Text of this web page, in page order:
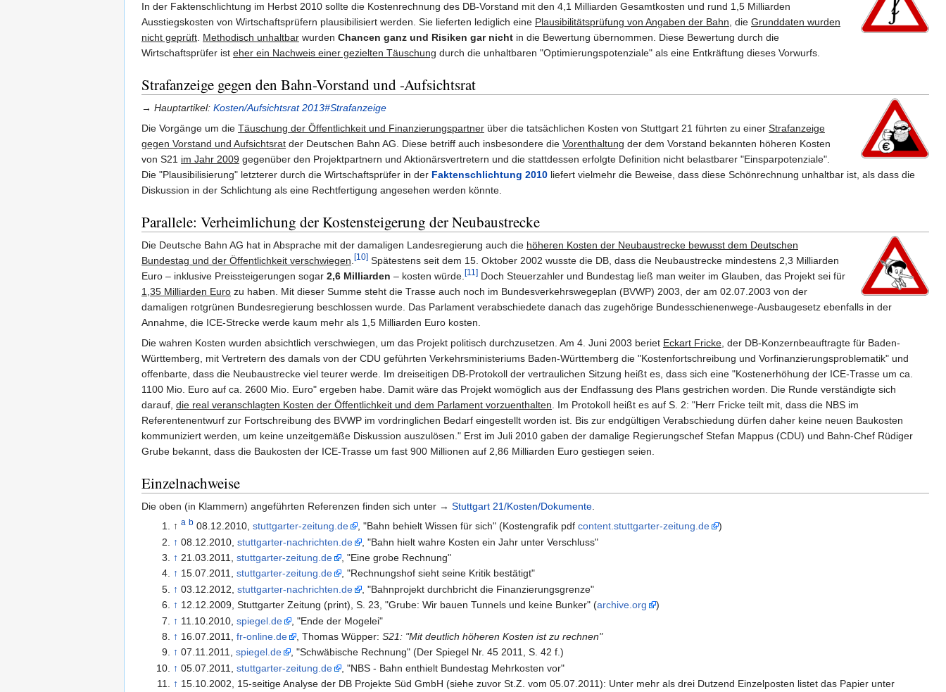
In der Faktenschlichtung im Herbst 2010 sollte die Kostenrechnung des DB-Vorstand mit den 4,1 Milliarden Gesamtkosten und rund 1,5 Milliarden
Ausstiegskosten von Wirtschaftsprüfern plausibilisiert werden. Sie lieferten lediglich eine Plausibilitätsprüfung von Angaben der Bahn, die Grunddaten wurden
nicht geprüft. Methodisch unhaltbar wurden Chancen ganz und Risiken gar nicht in die Bewertung übernommen. Diese Bewertung durch die
Wirtschaftsprüfer ist eher ein Nachweis einer gezielten Täuschung durch die unhaltbaren "Optimierungspotenziale" als eine Entkräftung dieses Vorwurfs.
Strafanzeige gegen den Bahn-Vorstand und -Aufsichtsrat
→ Hauptartikel: Kosten/Aufsichtsrat 2013#Strafanzeige
Die Vorgänge um die Täuschung der Öffentlichkeit und Finanzierungspartner über die tatsächlichen Kosten von Stuttgart 21 führten zu einer Strafanzeige
gegen Vorstand und Aufsichtsrat der Deutschen Bahn AG. Diese betriff auch insbesondere die Vorenthaltung der dem Vorstand bekannten höheren Kosten
von S21 im Jahr 2009 gegenüber den Projektpartnern und Aktionärsvertretern und die stattdessen erfolgte Definition nicht belastbarer "Einsparpotenziale".
Die "Plausibilisierung" letzterer durch die Wirtschaftsprüfer in der Faktenschlichtung 2010 liefert vielmehr die Beweise, dass diese Schönrechnung unhaltbar ist, als dass die
Diskussion in der Schlichtung als eine Rechtfertigung angesehen werden könnte.
Parallele: Verheimlichung der Kostensteigerung der Neubaustrecke
Die Deutsche Bahn AG hat in Absprache mit der damaligen Landesregierung auch die höheren Kosten der Neubaustrecke bewusst dem Deutschen
Bundestag und der Öffentlichkeit verschwiegen.[10] Spätestens seit dem 15. Oktober 2002 wusste die DB, dass die Neubaustrecke mindestens 2,3 Milliarden
Euro – inklusive Preissteigerungen sogar 2,6 Milliarden – kosten würde.[11] Doch Steuerzahler und Bundestag ließ man weiter im Glauben, das Projekt sei für
1,35 Milliarden Euro zu haben. Mit dieser Summe steht die Trasse auch noch im Bundesverkehrswegeplan (BVWP) 2003, der am 02.07.2003 von der
damaligen rotgrünen Bundesregierung beschlossen wurde. Das Parlament verabschiedete danach das zugehörige Bundesschienenwege-Ausbaugesetz ebenfalls in der
Annahme, die ICE-Strecke werde kaum mehr als 1,5 Milliarden Euro kosten.
Die wahren Kosten wurden absichtlich verschwiegen, um das Projekt politisch durchzusetzen. Am 4. Juni 2003 beriet Eckart Fricke, der DB-Konzernbeauftragte für Baden-
Württemberg, mit Vertretern des damals von der CDU geführten Verkehrsministeriums Baden-Württemberg die "Kostenfortschreibung und Vorfinanzierungsproblematik" und
offenbarte, dass die Neubaustrecke viel teurer werde. Im dreiseitigen DB-Protokoll der vertraulichen Sitzung heißt es, dass sich eine "Kostenerhöhung der ICE-Trasse um ca.
1100 Mio. Euro auf ca. 2600 Mio. Euro" ergeben habe. Damit wäre das Projekt womöglich aus der Endfassung des Plans gestrichen worden. Die Runde verständigte sich
darauf, die real veranschlagten Kosten der Öffentlichkeit und dem Parlament vorzuenthalten. Im Protokoll heißt es auf S. 2: "Herr Fricke teilt mit, dass die NBS im
Referentenentwurf zur Fortschreibung des BVWP im vordringlichen Bedarf eingestellt worden ist. Bis zur endgültigen Verabschiedung dürfen daher keine neuen Baukosten
kommuniziert werden, um keine unzeitgemäße Diskussion auszulösen." Erst im Juli 2010 gaben der damalige Regierungschef Stefan Mappus (CDU) und Bahn-Chef Rüdiger
Grube bekannt, dass die Baukosten der ICE-Trasse um fast 900 Millionen auf 2,86 Milliarden Euro gestiegen seien.
Einzelnachweise
Die oben (in Klammern) angeführten Referenzen finden sich unter → Stuttgart 21/Kosten/Dokumente.
↑ a b 08.12.2010, stuttgarter-zeitung.de , "Bahn behielt Wissen für sich" (Kostengrafik pdf content.stuttgarter-zeitung.de
)
↑ 08.12.2010, stuttgarter-nachrichten.de
, "Bahn hielt wahre Kosten ein Jahr unter Verschluss"
↑ 21.03.2011, stuttgarter-zeitung.de
, "Eine grobe Rechnung"
↑ 15.07.2011, stuttgarter-zeitung.de
, "Rechnungshof sieht seine Kritik bestätigt"
↑ 03.12.2012, stuttgarter-nachrichten.de
, "Bahnprojekt durchbricht die Finanzierungsgrenze"
↑ 12.12.2009, Stuttgarter Zeitung (print), S. 23, "Grube: Wir bauen Tunnels und keine Bunker" (archive.org
)
↑ 11.10.2010, spiegel.de
, "Ende der Mogelei"
↑ 16.07.2011, fr-online.de , Thomas Wüpper: S21: "Mit deutlich höheren Kosten ist zu rechnen"
↑ 07.11.2011, spiegel.de
, "Schwäbische Rechnung" (Der Spiegel Nr. 45 2011, S. 42 f.)
↑ 05.07.2011, stuttgarter-zeitung.de
, "NBS - Bahn enthielt Bundestag Mehrkosten vor"
↑ 15.10.2002, 15-seitige Analyse der DB Projekte Süd GmbH (siehe zuvor St.Z. vom 05.07.2011): Unter mehr als drei Dutzend Einzelposten listet das Papier unter